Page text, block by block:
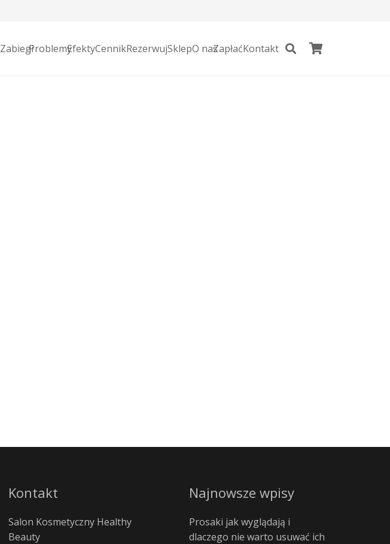
ZabiegiProblemyEfektyCennikRezerwujSklepO nasZapłaćKontakt
Kontakt
Salon Kosmetyczny Healthy
Beauty
Najnowsze wpisy
Prosaki jak wyglądają i
dlaczego nie warto usuwać ich